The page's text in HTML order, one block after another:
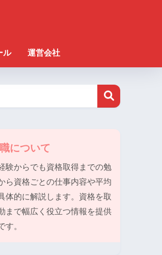
ル 運営会社
について
験からでも資格取得までの勉
ら資格ごとの仕事内容や平均
体的に解説します。資格を取
まで幅広く役立つ情報を提供
す。